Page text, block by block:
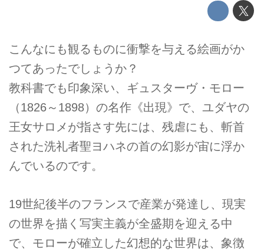
こんなにも観るものに衝撃を与える絵画がか
つてあったでしょうか？
教科書でも印象深い、ギュスターヴ・モロー
（1826～1898）の名作《出現》で、ユダヤの
王女サロメが指さす先には、残虐にも、斬首
された洗礼者聖ヨハネの首の幻影が宙に浮か
んでいるのです。
19世紀後半のフランスで産業が発達し、現実
の世界を描く写実主義が全盛期を迎える中
で、モローが確立した幻想的な世界は、象徴